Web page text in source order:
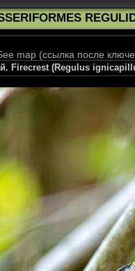
map (ссылка после
Firecrest (Regulus